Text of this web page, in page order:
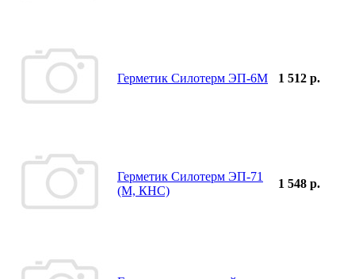
Герметик Силотерм ЭП-6М 1 512 р.
Герметик Силотерм ЭП-71
(М, КНС)
1 548 р.